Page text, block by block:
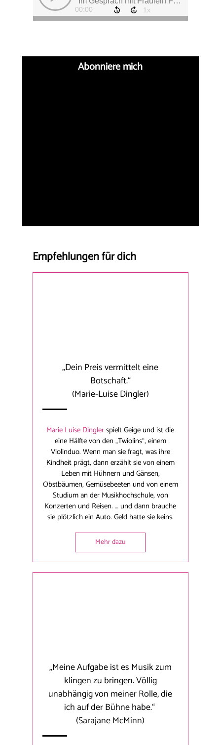
Abonniere mich
Empfehlungen für dich
„Dein Preis vermittelt eine
Botschaft.“
(Marie-Luise Dingler)
Marie Luise Dinglerspielt Geige und ist die
eine Hälfte von den „Twiolins“, einem
Violinduo. Wenn man sie fragt, was ihre
Kindheit prägt, dann erzählt sie von einem
Leben mit Hühnern und Gänsen,
Obstbäumen, Gemüsebeeten und von einem
Studium an der Musikhochschule, von
Konzerten und Reisen. … und dann brauche
sie plötzlich ein Auto. Geld hatte sie keins.
Mehr dazu
„Meine Aufgabe ist es Musik zum
klingen zu bringen. Völlig
unabhängig von meiner Rolle, die
ich auf der Bühne habe.“
(Sarajane McMinn)